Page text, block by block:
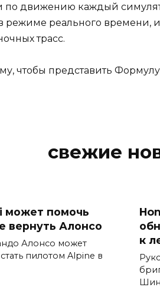
движению каждый
режиме реального времени,
трасс.
чтобы представить Формулу
свежие
может помочь
вернуть Алонсо
Алонсо может
пилотом Alpine в
к